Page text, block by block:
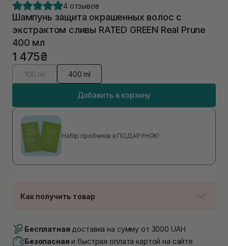
4 отзывов
Шампунь защита окрашенных волос с
экстрактом сливы RATED GREEN Real Prune
400 мл
1 475₴
100 ml 400 ml
Добавить в корзину
Набір пробників в ПОДАРУНОК!
Как получить товар
В наличии
Самовывоз г. Луцк, Винниченка 4
Бесплатная доставка на сумму от 3000 UAH
Безопасная и быстрая оплата картой на сайте